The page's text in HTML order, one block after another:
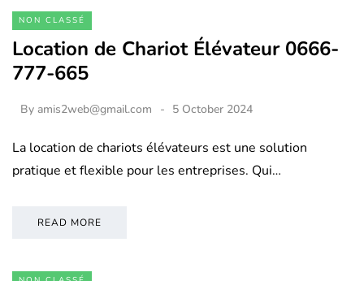
NON CLASSÉ
Location de Chariot Élévateur 0666-
777-665
By amis2web@gmail.com 5 October 2024
La location de chariots élévateurs est une solution
pratique et flexible pour les entreprises. Qui…
READ MORE